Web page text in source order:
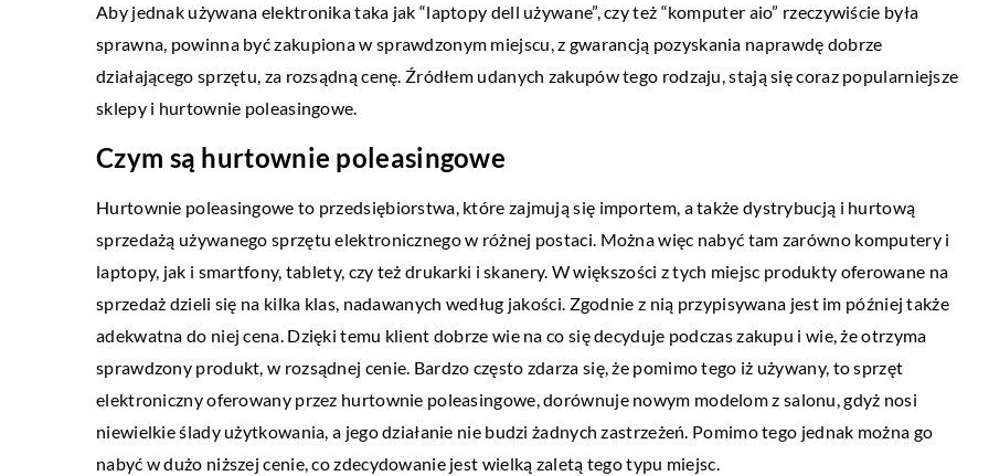
Aby jednak używana elektronika taka jak “laptopy dell używane”, czy też “komputer aio” rzeczywiście była
sprawna, powinna być zakupiona w sprawdzonym miejscu, z gwarancją pozyskania naprawdę dobrze
działającego sprzętu, za rozsądną cenę. Źródłem udanych zakupów tego rodzaju, stają się coraz popularniejsze
sklepy i hurtownie poleasingowe.
Czym są hurtownie poleasingowe
Hurtownie poleasingowe to przedsiębiorstwa, które zajmują się importem, a także dystrybucją i hurtową
sprzedażą używanego sprzętu elektronicznego w różnej postaci. Można więc nabyć tam zarówno komputery i
laptopy, jak i smartfony, tablety, czy też drukarki i skanery. W większości z tych miejsc produkty oferowane na
sprzedaż dzieli się na kilka klas, nadawanych według jakości. Zgodnie z nią przypisywana jest im później także
adekwatna do niej cena. Dzięki temu klient dobrze wie na co się decyduje podczas zakupu i wie, że otrzyma
sprawdzony produkt, w rozsądnej cenie. Bardzo często zdarza się, że pomimo tego iż używany, to sprzęt
elektroniczny oferowany przez hurtownie poleasingowe, dorównuje nowym modelom z salonu, gdyż nosi
niewielkie ślady użytkowania, a jego działanie nie budzi żadnych zastrzeżeń. Pomimo tego jednak można go
nabyć w dużo niższej cenie, co zdecydowanie jest wielką zaletą tego typu miejsc.
Jaki system wentylacji wybrać do
mieszkania?
rozwiązać. Czasem są to rzeczy trudne,
O czym pamiętać przy organizowaniu
kameralnego przyjęcia?